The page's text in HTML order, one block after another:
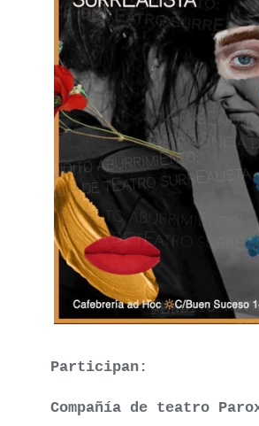
Participan:
Compañía de teatro